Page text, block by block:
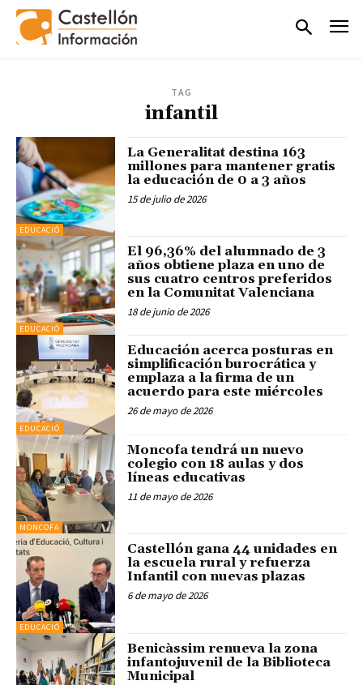
TAG
infantil
EDUCACIÓ
La Generalitat destina 163
millones para mantener gratis
la educación de 0 a 3 años
15 de julio de 2026
EDUCACIÓ
El 96,36% del alumnado de 3
años obtiene plaza en uno de
sus cuatro centros preferidos
en la Comunitat Valenciana
18 de junio de 2026
EDUCACIÓ
Educación acerca posturas en
simplificación burocrática y
emplaza a la firma de un
acuerdo para este miércoles
26 de mayo de 2026
MONCOFA
Moncofa tendrá un nuevo
colegio con 18 aulas y dos
líneas educativas
11 de mayo de 2026
EDUCACIÓ
Castellón gana 44 unidades en
la escuela rural y refuerza
Infantil con nuevas plazas
6 de mayo de 2026
Benicàssim renueva la zona
infantojuvenil de la Biblioteca
Municipal